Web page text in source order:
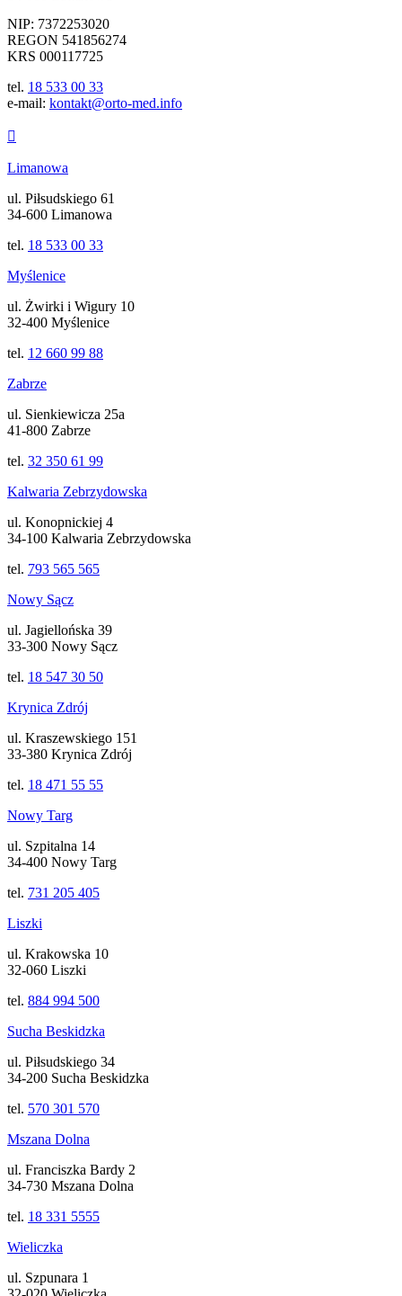
NIP: 7372253020
REGON 541856274
KRS 000117725
tel. 18 533 00 33
e-mail: kontakt@orto-med.info
Limanowa
ul. Piłsudskiego 61
34-600 Limanowa
tel. 18 533 00 33
Myślenice
ul. Żwirki i Wigury 10
32-400 Myślenice
tel. 12 660 99 88
Zabrze
ul. Sienkiewicza 25a
41-800 Zabrze
tel. 32 350 61 99
Kalwaria Zebrzydowska
ul. Konopnickiej 4
34-100 Kalwaria Zebrzydowska
tel. 793 565 565
Nowy Sącz
ul. Jagiellońska 39
33-300 Nowy Sącz
tel. 18 547 30 50
Krynica Zdrój
ul. Kraszewskiego 151
33-380 Krynica Zdrój
tel. 18 471 55 55
Nowy Targ
ul. Szpitalna 14
34-400 Nowy Targ
tel. 731 205 405
Liszki
ul. Krakowska 10
32-060 Liszki
tel. 884 994 500
Sucha Beskidzka
ul. Piłsudskiego 34
34-200 Sucha Beskidzka
tel. 570 301 570
Mszana Dolna
ul. Franciszka Bardy 2
34-730 Mszana Dolna
tel. 18 331 5555
Wieliczka
ul. Szpunara 1